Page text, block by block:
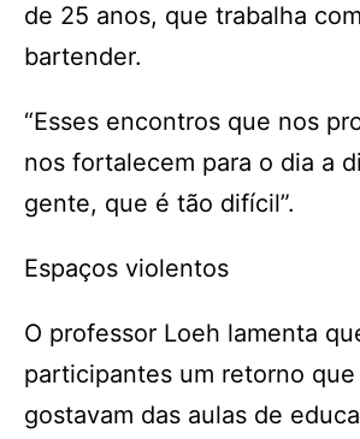
de 25 anos, que trabalha
bartender.
“Esses encontros que nos
nos fortalecem para o dia a
gente, que é tão difícil”.
Espaços violentos
O professor Loeh lamenta
participantes um retorno
gostavam das aulas de